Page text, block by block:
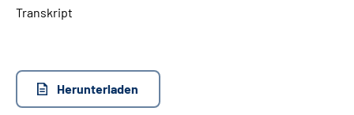
Language
Transkript
Herunterladen